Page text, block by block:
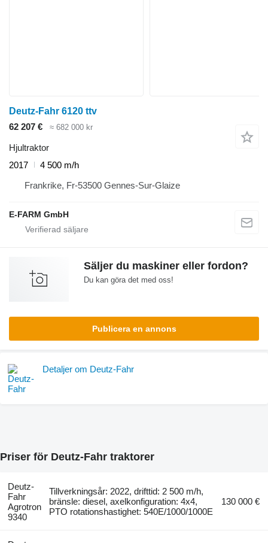
Deutz-Fahr 6120 ttv
62 207 €
≈ 682 000 kr
Hjultraktor
2017
4 500 m/h
Frankrike, Fr-53500 Gennes-Sur-Glaize
E-FARM GmbH
Säljer du maskiner eller fordon?
Du kan göra det med oss!
Publicera en annons
Detaljer om Deutz-Fahr
Priser för Deutz-Fahr traktorer
Deutz-
Fahr
Agrotron
9340
Tillverkningsår: 2022, drifttid: 2 500 m/h,
bränsle: diesel, axelkonfiguration: 4x4,
PTO rotationshastighet: 540E/1000/1000E
130 000 €